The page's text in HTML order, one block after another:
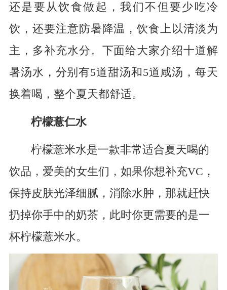
还是要从饮食做起，我们不但要少吃冷
饮，还要注意防暑降温，饮食上以清淡为
主，多补充水分。下面给大家介绍十道解
暑汤水，分别有5道甜汤和5道咸汤，每天
换着喝，整个夏天都舒适。
柠檬薏仁水
柠檬薏米水是一款非常适合夏天喝的
饮品，爱美的女生们，如果你想补充VC，
保持皮肤光泽细腻，消除水肿，那就赶快
扔掉你手中的奶茶，此时你更需要的是一
杯柠檬薏米水。